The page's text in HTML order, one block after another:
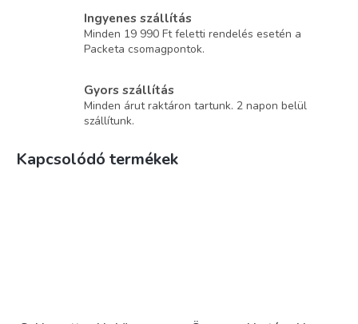
Ingyenes szállítás
Minden 19 990 Ft feletti rendelés esetén a
Packeta csomagpontok.
Gyors szállítás
Minden árut raktáron tartunk. 2 napon belül
szállítunk.
Kapcsolódó termékek